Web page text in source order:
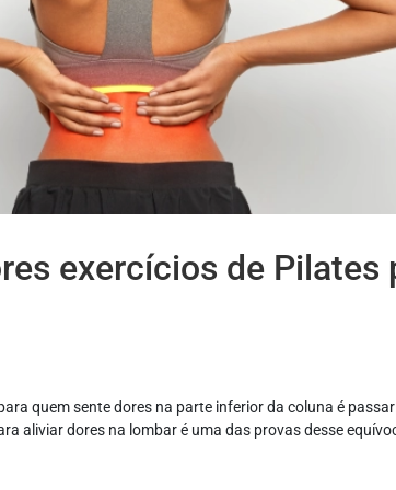
exercícios de Pilates
quem sente dores na parte inferior da coluna é
aliviar dores na lombar é uma das provas desse